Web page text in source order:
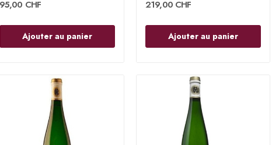
95,00 CHF
Ajouter au panier
219,00 CHF
Ajouter au panier